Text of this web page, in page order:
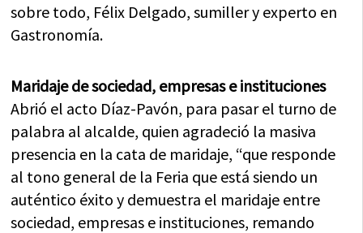
sobre todo, Félix Delgado, sumiller y experto en
Gastronomía.
Maridaje de sociedad, empresas e instituciones
Abrió el acto Díaz-Pavón, para pasar el turno de
palabra al alcalde, quien agradeció la masiva
presencia en la cata de maridaje, “que responde
al tono general de la Feria que está siendo un
auténtico éxito y demuestra el maridaje entre
sociedad, empresas e instituciones, remando